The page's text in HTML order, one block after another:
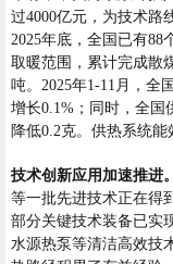
过4000亿元，为技术路
2025年底，全国已有88
取暖范围，累计完成散
吨。2025年1-11月，全
增长0.1%；同时，全国
降低0.2克。供热系统
技术创新应用加速推进。
等一批先进技术正在得
部分关键技术装备已实
水源热泵等清洁高效技